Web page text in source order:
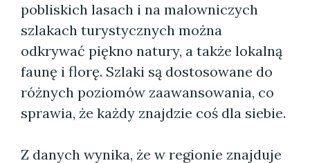
pobliskich lasach i na malowniczych
szlakach turystycznych można
odkrywać piękno natury, a także lokalną
faunę i florę. Szlaki są dostosowane do
różnych poziomów zaawansowania, co
sprawia, że każdy znajdzie coś dla siebie.
Z danych wynika, że w regionie znajduje